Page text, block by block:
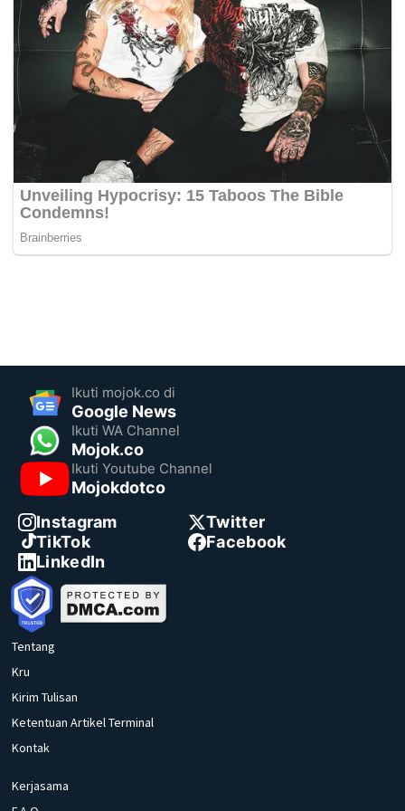
Ikuti mojok.co di
Google News
Ikuti WA Channel
Mojok.co
Ikuti Youtube Channel
Mojokdotco
Instagram
Twitter
TikTok
Facebook
LinkedIn
Tentang
Kru
Kirim Tulisan
Ketentuan Artikel Terminal
Kontak
Kerjasama